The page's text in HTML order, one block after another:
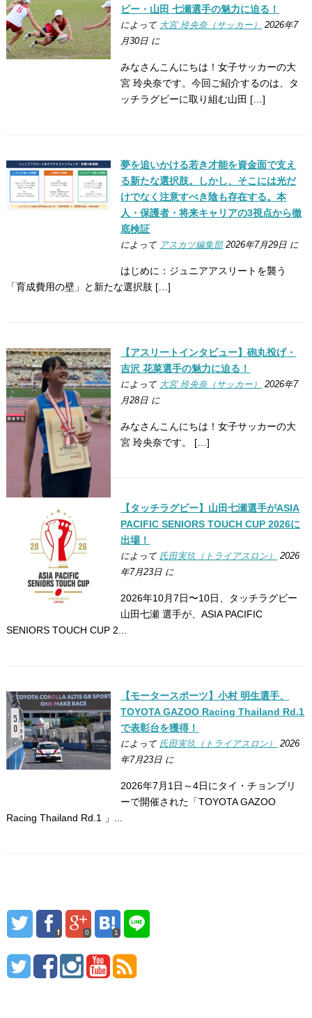
ビー・山田 七瀬選手の魅力に迫る！
によって 大宮 玲央奈（サッカー）
2026年7
月30日 に
みなさんこんにちは！女子サッカーの大
宮 玲央奈です。今回ご紹介するのは、タ
ッチラグビーに取り組む山田 […]
夢を追いかける若き才能を資金面で支え
る新たな選択肢。しかし、そこには光だ
けでなく注意すべき陰も存在する。本
人・保護者・将来キャリアの3視点から徹
底検証
によって アスカツ編集部2026年7月29日 に
はじめに：ジュニアアスリートを襲う
「育成費用の壁」と新たな選択肢 […]
【アスリートインタビュー】砲丸投げ・
吉沢 花菜選手の魅力に迫る！
によって 大宮 玲央奈（サッカー）
2026年7
月28日 に
みなさんこんにちは！女子サッカーの大
宮 玲央奈です。 […]
【タッチラグビー】山田七瀬選手がASIA
PACIFIC SENIORS TOUCH CUP 2026に
出場！
によって 氏田実玖（トライアスロン）
2026
年7月23日 に
2026年10月7日〜10日、タッチラグビー
山田七瀬 選手が、ASIA PACIFIC
SENIORS TOUCH CUP 2...
【モータースポーツ】小村 明生選手、
TOYOTA GAZOO Racing Thailand Rd.1
で表彰台を獲得！
によって 氏田実玖（トライアスロン）
2026
年7月23日 に
2026年7月1日～4日にタイ・チョンブリ
ーで開催された「TOYOTA GAZOO
Racing Thailand Rd.1 」...
0 1